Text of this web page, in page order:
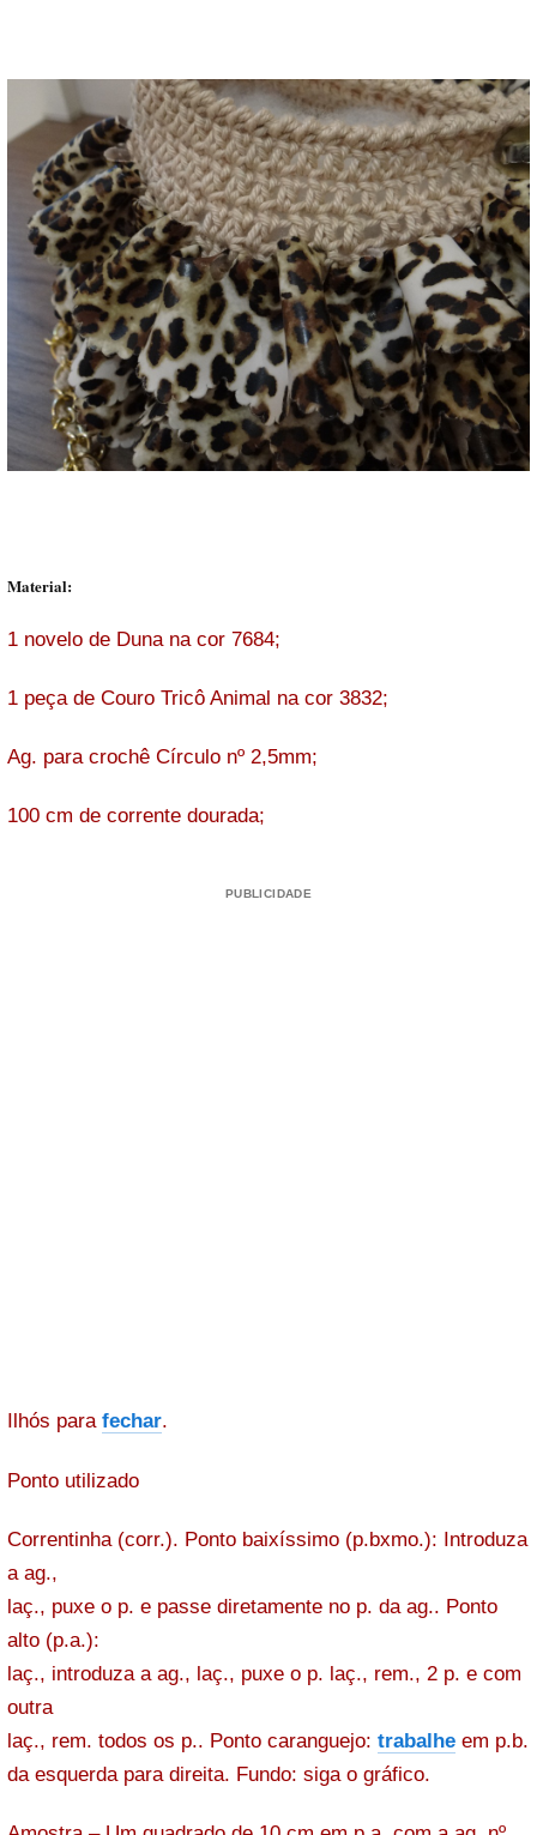
Material:
1 novelo de Duna na cor 7684;
1 peça de Couro Tricô Animal na cor 3832;
Ag. para crochê Círculo nº 2,5mm;
100 cm de corrente dourada;
PUBLICIDADE
Ilhós para fechar.
Ponto utilizado
Correntinha (corr.). Ponto baixíssimo (p.bxmo.): Introduza
a ag.,
laç., puxe o p. e passe diretamente no p. da ag.. Ponto
alto (p.a.):
laç., introduza a ag., laç., puxe o p. laç., rem., 2 p. e com
outra
laç., rem. todos os p.. Ponto caranguejo: trabalhe em p.b.
da esquerda para direita. Fundo: siga o gráfico.